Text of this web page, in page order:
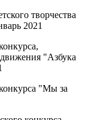
творчества
2021
"Азбука
"Мы за